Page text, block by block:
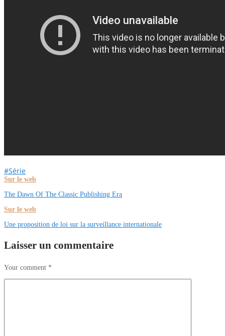
#Série
Sur le web
The Dawn Of The Classic Publishing Era
Sur le web
Une proposition de loi sur la surveillance internationale
Laisser un commentaire
Your comment *